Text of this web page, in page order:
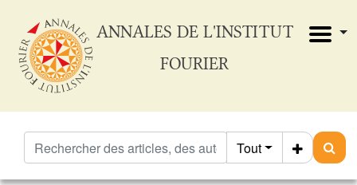
ANNALES DE L'INSTITUT
FOURIER
Tout